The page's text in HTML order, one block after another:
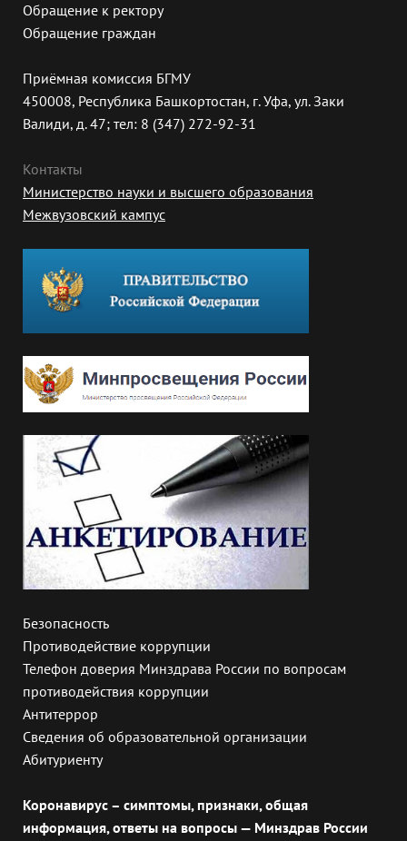
Обращение к ректору
Обращение граждан
Приёмная комиссия БГМУ
450008, Республика Башкортостан, г. Уфа, ул. Заки
Валиди, д. 47; тел: 8 (347) 272-92-31
Контакты
Министерство науки и высшего образования
Межвузовский кампус
Безопасность
Противодействие коррупции
Телефон доверия Минздрава России по вопросам
противодействия коррупции
Антитеррор
Сведения об образовательной организации
Абитуриенту
Коронавирус – симптомы, признаки, общая
информация, ответы на вопросы — Минздрав России